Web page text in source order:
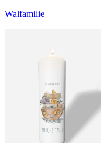
Walfamilie